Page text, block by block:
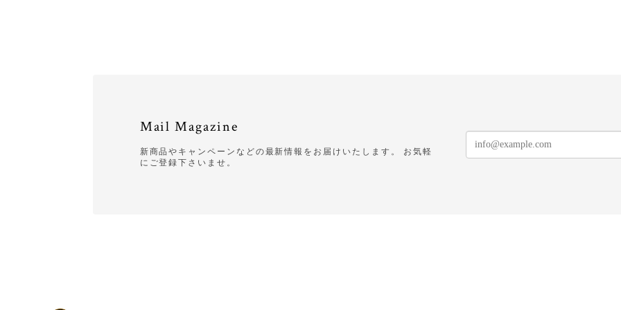
Mail Magazine
新商品やキャンペーンなどの最新情報をお届けいたします。 お気軽
にご登録下さいませ。